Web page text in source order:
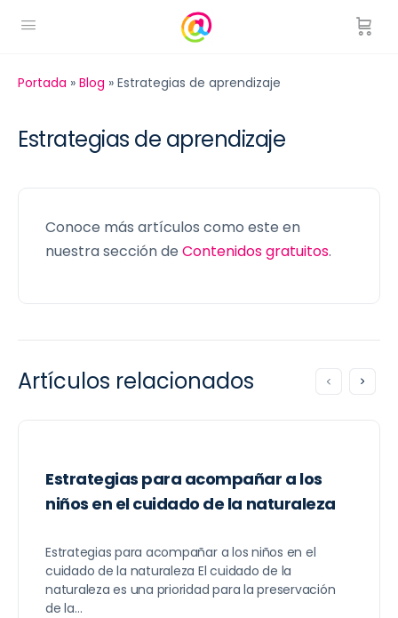
Portada » Blog » Estrategias de aprendizaje
Estrategias de aprendizaje
Conoce más artículos como este en
nuestra sección de Contenidos gratuitos.
Artículos relacionados
Estrategias para acompañar a los
niños en el cuidado de la naturaleza
Estrategias para acompañar a los niños en el
cuidado de la naturaleza El cuidado de la
naturaleza es una prioridad para la preservación
de la…